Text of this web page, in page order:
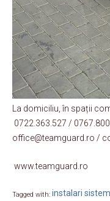
La domiciliu, în spații
0722.363.527 /
office@teamguard.ro /
www.teamguard.ro
Tagged with: instalari